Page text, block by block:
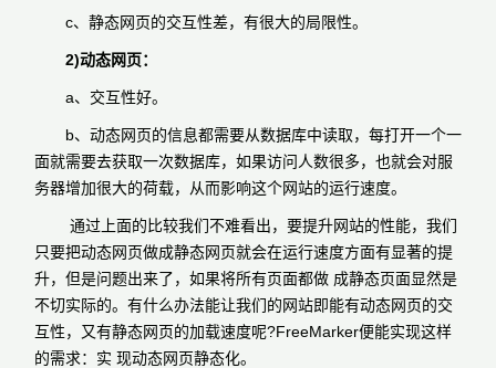
c、静态网页的交互性差，有很大的局限性。
2)动态网页：
a、交互性好。
b、动态网页的信息都需要从数据库中读取，每打开一个一
面就需要去获取一次数据库，如果访问人数很多，也就会对服
务器增加很大的荷载，从而影响这个网站的运行速度。
通过上面的比较我们不难看出，要提升网站的性能，我们
只要把动态网页做成静态网页就会在运行速度方面有显著的提
升，但是问题出来了，如果将所有页面都做 成静态页面显然是
不切实际的。有什么办法能让我们的网站即能有动态网页的交
互性，又有静态网页的加载速度呢?FreeMarker便能实现这样
的需求：实 现动态网页静态化。